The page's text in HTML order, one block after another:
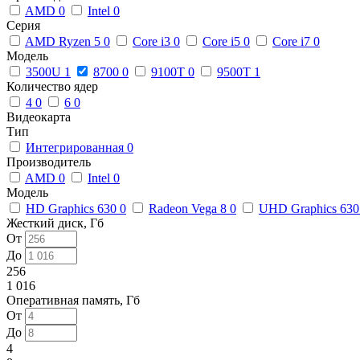
AMD 0 Intel 0
Серия
AMD Ryzen 5 0 Core i3 0 Core i5 0 Core i7 0
Модель
3500U 1 8700 0 9100T 0 9500T 1
Количество ядер
4 0 6 0
Видеокарта
Тип
Интегрированная 0
Производитель
AMD 0 Intel 0
Модель
HD Graphics 630 0 Radeon Vega 8 0
UHD Graphics
Жесткий диск, Гб
От
До
256
1 016
Оперативная память, Гб
От
До
4